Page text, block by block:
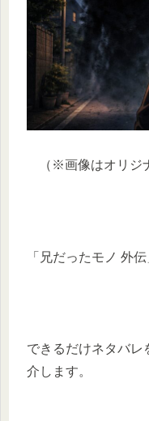
（※画像はオリジ
「兄だったモノ 外
できるだけネタバレ
介します。